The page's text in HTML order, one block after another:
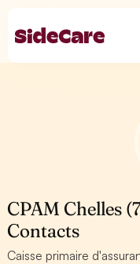
CPAM Chelles
Contacts
Caisse primaire